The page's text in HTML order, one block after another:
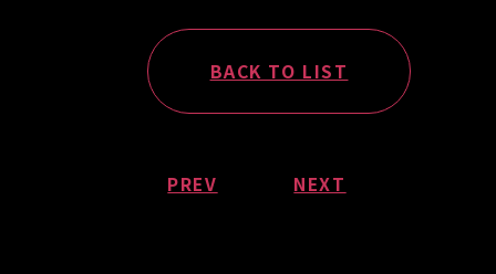
BACK TO LIST
PREV NEXT